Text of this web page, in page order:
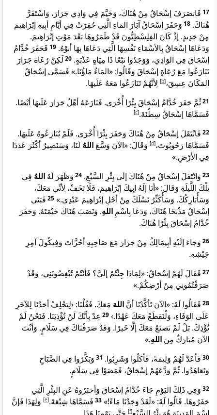
17 فَانصَرَفَ إسْحَاقُ مِنْ هُنَاكَ، وَخَيَّمَ فِي وَادِي جَرَارَ، وَاسْتَقَرَّ
هُنَاكَ. 18 وَحَفَرَ إسْحَاقُ آبَارَ المَاءِ الَّتِي حُفِرَتْ فِي أيَّامِ أبِيهِ إبْرَاهِيمَ
مِنْ جَدِيدٍ. إذْ كَانَ الفِلِسْطِيُّونَ قَدْ طَمَرُوهَا بَعْدَ مَوْتِ إبْرَاهِيمَ.
وَدَعَاهَا إسْحَاقُ بِالأسْمَاءِ نَفْسِهَا الَّتِي دَعَاهَا بِهَا أبوْهُ. 19 فَحَفَرَ خُدَّامُ
إسْحَاقَ فِي الوَادِي، وَوَجَدُوا نَبْعًا ذَا مِيَاهٍ عَذْبَةٍ. 20 لَكِنَّ رُعَاةَ جَرَارَ
تَنَازَعُوا مَعَ رُعَاةِ إسْحَاقَ وَقَالُوا: «المَاءُ مَاؤُنَا.» فَسَمَّى إسْحَاقُ
المَكَانَ عِسِقَ،[
b
] لِأنَّهُمْ تَنَازَعُوا مَعَهُ عَلَيهَا.
21ثُمَّ حَفَرَ خُدَّامُ إسْحَاقَ بِئْرًا أُخْرَى. فَنَازَعَهُ أهْلُ جَرَارَ عَلَيهَا أيْضًا.
فَسَمَّاهَا إسْحَاقُ سِطْنَةَ.[
c
]
22 فَانْتَقَلَ إسْحَاقُ مِنْ هُنَاكَ وَحَفَرَ بِئْرًا أُخْرَى. فَلَمْ يُنَازِعُوهُ عَلَيهَا.
فَسَمَّاهَا رَحُوبُوتَ،[
d
] وَقَالَ: «الآنَ وَسَّعَ اللهُ لَنَا، وَسَنَصِيرُ أكْثَرَ عَدَدًا
فِي الأرْضِ.»
23 وَانْتَقَلَ إسْحَاقُ مِنْ هُنَاكَ إلَى بِئْرِ السَّبْعِ. 24 وَظَهَرَ لَهُ اللهُ فِي
تِلْكَ اللَّيلَةِ وَقَالَ: «أنَا إلَهُ إبِيكَ إبْرَاهِيمَ، فَلَا تَخَفْ، لِأنِّي مَعَكَ،
وَسَأُبَارِكُكَ. وَسَأُكَثِّرُ نَسْلَكَ مِنْ أجْلِ إبْرَاهِيمَ عَبْدِي.» 25 فَبَنَى
إسْحَاقُ مَذْبَحًا هُنَاكَ، وَدَعَا بِاسْمِ اللهِ. وَنَصَبَ هُنَاكَ خَيْمَتَهُ. وَحَفَرَ
خُدَّامُ إسْحَاقَ بِئْرًا هُنَاكَ.
26 وَجَاءَ إلَيْهِ أبِيمَالِكُ مِنْ جَرَارَ مَعَ صَاحِبِهِ أحُزَّاتَ وَفِيكُولَ آمِرِ
جَيْشِهِ.
27 فَقَالَ لَهُمْ إسْحَاقُ: «لِمَاذَا جِئْتُمْ إلَيَّ؟ فَأنْتُمْ تُبْغِضُونَنِي، وَقَدْ
صَرَفْتُمُونِي مِنْ أرْضِكُمْ.»
28 فَقَالُوا لَهُ: «الآنَ تَأكَّدْنَا أنَّ اللهَ مَعَكَ. فَقُلْنَا: ‹لِيَحْلِفْ أحَدُنَا لِلآخَرِ
عَلَى الوَفَاءِ، وَلْنَقطَعْ مَعَكَ عَهْدًا.› 29 عِدْ بِأنَّكَ لَنْ تُؤْذِيَنَا. فَنَحْنُ لَمْ
نُؤْذِكَ. بَلْ لَمْ نَصنَعْ مَعَكَ إلَّا خَيرًا. وَقَدْ صَرَفْنَاكَ فِي سَلَامٍ. وَأنْتَ
الآنَ مُبَارَكٌ مِنَ اللهِ.»
30 فَأعَدَّ لَهُمْ وَلِيمَةً، فَأكَلُوا وَشَرِبُوا. 31 وَبَكَّرُوا فِي الصَّبَاحِ
وَتَعَاهَدُوا. ثُمَّ وَدَّعَهُمْ إسْحَاقُ، فَمَضَوْا فِي سَلَامٍ.
32 وَفِي ذَلِكَ اليَوْمِ جَاءَ خُدَّامُ إسْحَاقَ وَأخبَرُوهُ عَنِ البِئْرِ الَّتِي
حَفَرُوهَا. قَالُوا لَهُ: «لَقَدْ وَجَدْنَا مَاءً!» 33 فَسَمَّاهَا شِبْعَةَ.[
e
] وَلِهَذَا فَإنَّ
[
f
]